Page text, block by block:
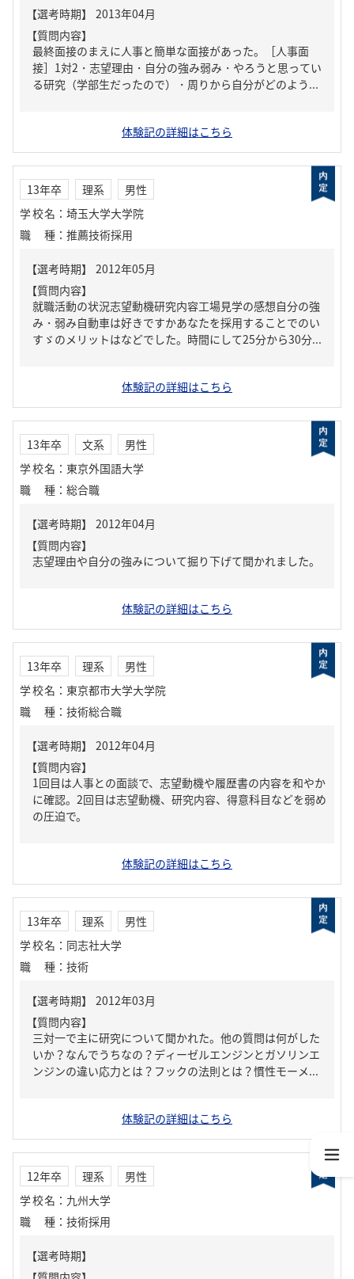
【質問内容】
最終面接のまえに人事と簡単な面接があった。［人事面
接］1対2・志望理由・自分の強み弱み・やろうと思ってい
る研究（学部生だったので）・周りから自分がどのよう...
体験記の詳細はこちら
13年卒 理系
男性
学校名 ： 埼玉大学大学院
職種 ： 推薦技術採用
【質問内容】
就職活動の状況志望動機研究内容工場見学の感想自分の強
み・弱み自動車は好きですかあなたを採用することでのい
すゞのメリットはなどでした。時間にして25分から30分...
体験記の詳細はこちら
13年卒 文系
男性
学校名 ： 東京外国語大学
職種 ： 総合職
【質問内容】
志望理由や自分の強みについて掘り下げて聞かれました。
体験記の詳細はこちら
13年卒 理系
男性
学校名 ： 東京都市大学大学院
職種 ： 技術総合職
【質問内容】
1回目は人事との面談で、志望動機や履歴書の内容を和やか
に確認。2回目は志望動機、研究内容、得意科目などを弱め
の圧迫で。
体験記の詳細はこちら
13年卒 理系
男性
学校名 ： 同志社大学
職種 ： 技術
【質問内容】
三対一で主に研究について聞かれた。他の質問は何がした
いか？なんでうちなの？ディーゼルエンジンとガソリンエ
ンジンの違い応力とは？フックの法則とは？慣性モーメ...
体験記の詳細はこちら
12年卒 理系
男性
学校名 ： 九州大学
職種 ： 技術採用